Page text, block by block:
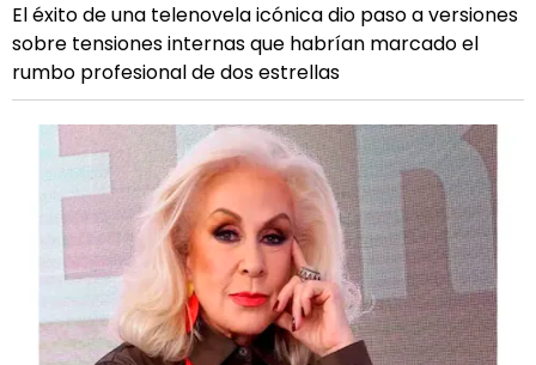
El éxito de una telenovela icónica dio paso a versiones
sobre tensiones internas que habrían marcado el
rumbo profesional de dos estrellas